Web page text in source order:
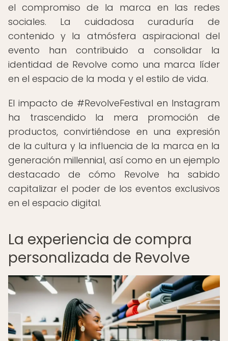
el compromiso de la marca en las redes
sociales. La cuidadosa curaduría de
contenido y la atmósfera aspiracional del
evento han contribuido a consolidar la
identidad de Revolve como una marca líder
en el espacio de la moda y el estilo de vida.
El impacto de #RevolveFestival en Instagram
ha trascendido la mera promoción de
productos, convirtiéndose en una expresión
de la cultura y la influencia de la marca en la
generación millennial, así como en un ejemplo
destacado de cómo Revolve ha sabido
capitalizar el poder de los eventos exclusivos
en el espacio digital.
La experiencia de compra
personalizada de Revolve